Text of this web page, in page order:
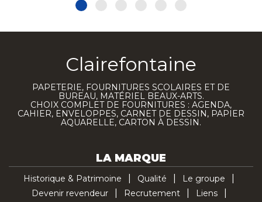
Clairefontaine
PAPETERIE, FOURNITURES SCOLAIRES ET DE
BUREAU, MATÉRIEL BEAUX-ARTS.
CHOIX COMPLET DE FOURNITURES : AGENDA,
CAHIER, ENVELOPPES, CARNET DE DESSIN, PAPIER
AQUARELLE, CARTON À DESSIN.
LA MARQUE
Historique & Patrimoine Qualité
Le groupe
Devenir revendeur
Recrutement
Liens